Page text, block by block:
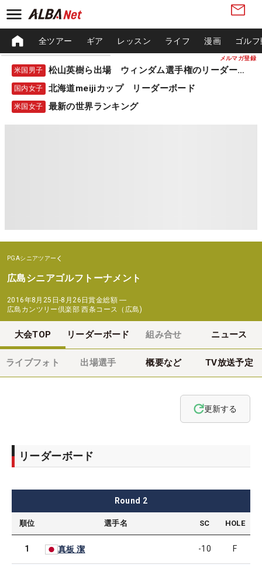
メルマガ登録
全ツアー ギア レッスン ライフ 漫画 ゴル
米国男子 松山英樹ら出場 ウィンダム選手権のリーダーボード
国内女子 北海道meijiカップ リーダーボード
米国女子 最新の世界ランキング
PGAシニアツアー
広島シニアゴルフトーナメント
2016年8月25日-8月26日賞金総額 ―
広島カンツリー倶楽部 西条コース（広島)
大会TOP リーダーボード 組み合せ ニュース
ライブフォト 出場選手 概要など TV放送予定
更新する
リーダーボード
Round 2
順位 選手名 SC HOLE
1 真板 潔 -10 F